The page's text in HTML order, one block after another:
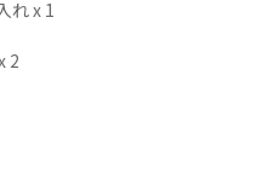
れ x 1
2